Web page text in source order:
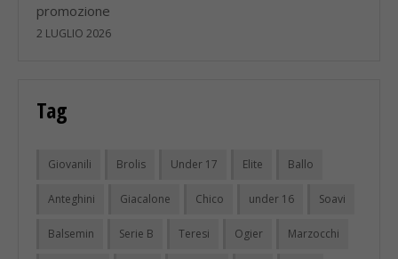
promozione
2 LUGLIO 2026
Tag
Giovanili Brolis Under 17 Elite Ballo
Anteghini Giacalone Chico under 16 Soavi
Balsemin Serie B Teresi Ogier Marzocchi